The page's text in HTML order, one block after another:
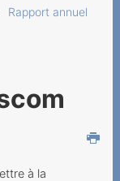
Rapport annuel
à la